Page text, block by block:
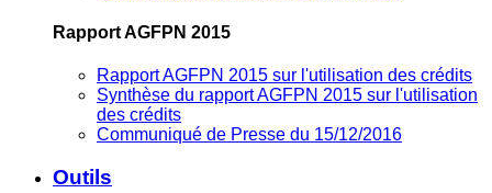
Rapport AGFPN 2015
Rapport AGFPN 2015 sur l'utilisation des crédits
Synthèse du rapport AGFPN 2015 sur l'utilisation
des crédits
Communiqué de Presse du 15/12/2016
Outils